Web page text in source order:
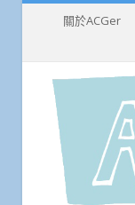
關於ACGer